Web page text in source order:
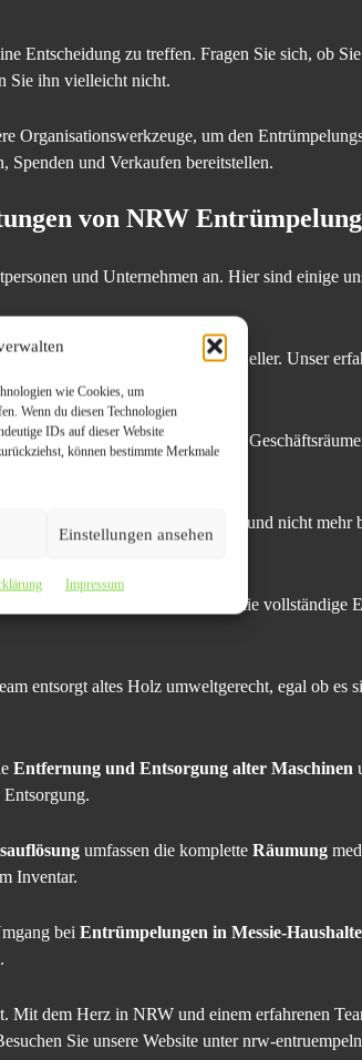
wie Cookies, um
Wenn du diesen Technologien
IDs auf dieser Website
können bestimmte Merkmale
Einstellungen ansehen
Impressum
Entscheidung zu treffen. Fragen Sie sich, ob
Sie ihn vielleicht nicht.
Organisationswerkzeuge, um den
Spenden und Verkaufen bereitstellen.
von NRW Entrümpelung
und Unternehmen an. Hier sind einige
vom Dachboden bis zum Keller. Unser
LagerHemern und anderen
Service.
und effizient von allem Unrat und nicht mehr
– wir kümmern uns um die vollständige
entsorgt altes Holz umweltgerecht, egal ob es
Entfernung und Entsorgung alter Maschinen
umfassen die komplette Räumung
Inventar.
bei Entrümpelungen in Messie-
Mit dem Herz in NRW und einem erfahrenen
Sie unsere Website unter nrw-